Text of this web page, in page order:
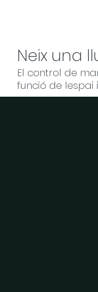
Neix una
El control de
funció de lespai